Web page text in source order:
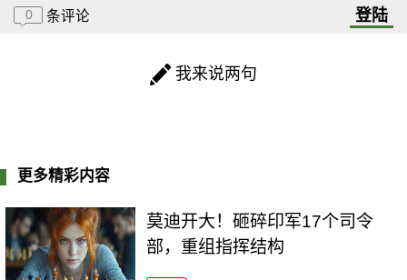
0 条评论 登陆
我来说两句
更多精彩内容
莫迪开大！砸碎印军17个司令
部，重组指挥结构